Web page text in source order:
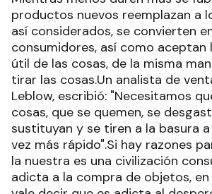
productos nuevos reemplazan a
así considerados, se convierten
consumidores, así como aceptan
útil de las cosas, de la misma
tirar las cosas.Un analista de
Leblow, escribió: "Necesitamos
cosas, que se quemen, se
sustituyan y se tiren a la basura
vez más rápido".Si hay razones
la nuestra es una civilización
adicta a la compra de objetos,